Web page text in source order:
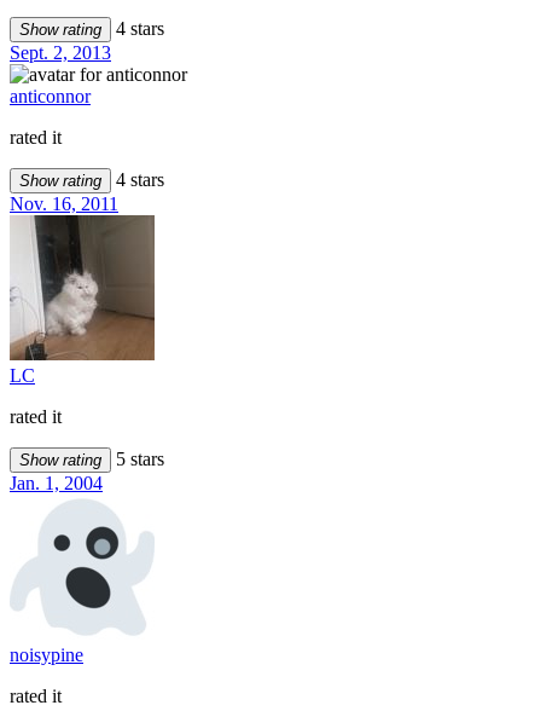
Show rating
4 stars
Sept. 2, 2013
anticonnor
rated it
Show rating
4 stars
Nov. 16, 2011
LC
rated it
Show rating
5 stars
Jan. 1, 2004
noisypine
rated it